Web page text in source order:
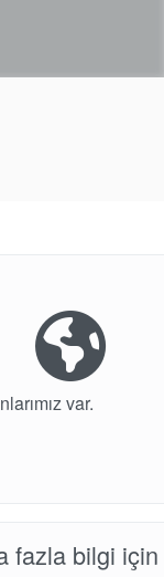
var.
fazla bilgi için